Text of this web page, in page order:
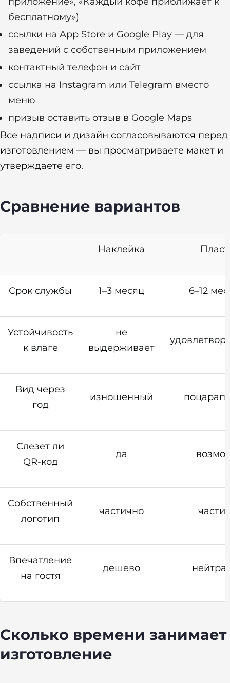
бесплатному»)
ссылки на App Store и Google Play — для
заведений с собственным приложением
контактный телефон и сайт
ссылка на Instagram или Telegram вместо
меню
призыв оставить отзыв в Google Maps
Все надписи и дизайн согласовываются перед
изготовлением — вы просматриваете макет и
утверждаете его.
Сравнение вариантов
Наклейка
Срок службы 1–3 месяц 6–12
Устойчивость
к влаге
не
выдерживает
Вид через
год
изношенный
Слезет ли
QR-код
да
Собственный
логотип
частично
Впечатление
на гостя
дешево
Сколько времени занимает
изготовление